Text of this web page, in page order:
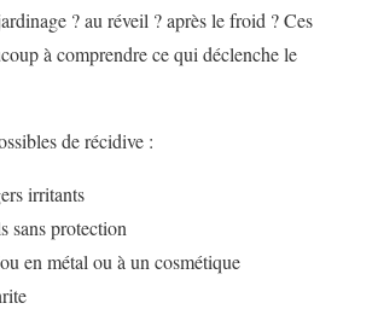
? au réveil ? après le froid ? Ces
à comprendre ce qui déclenche le
de récidive :
irritants
sans protection
en métal ou à un cosmétique